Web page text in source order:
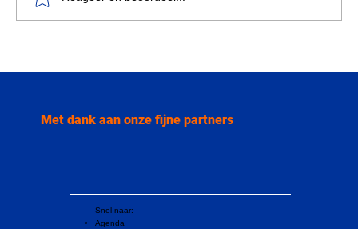
Albanese over Palestina, macht en
Met dank aan onze fijne partners
Snel naar:
Agenda